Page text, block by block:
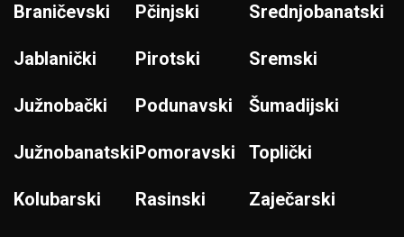
Braničevski
Jablanički
Južnobački
Južnobanatski
Kolubarski
Pčinjski
Pirotski
Podunavski
Pomoravski
Rasinski
Srednjobanatski
Sremski
Šumadijski
Toplički
Zaječarski